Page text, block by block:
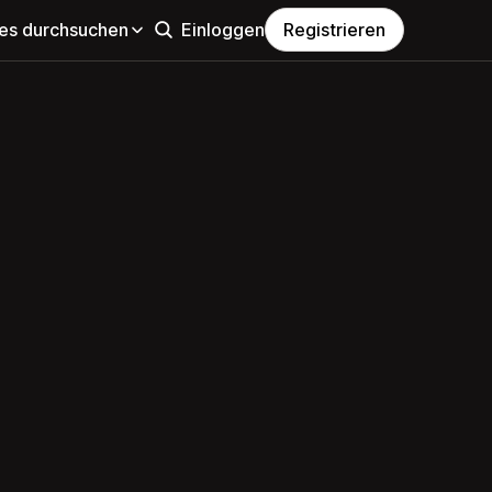
durchsuchen Einloggen Registrieren